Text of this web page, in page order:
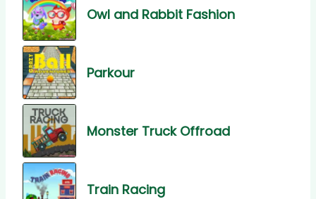
Owl and Rabbit Fashion
Parkour
Monster Truck Offroad
Train Racing